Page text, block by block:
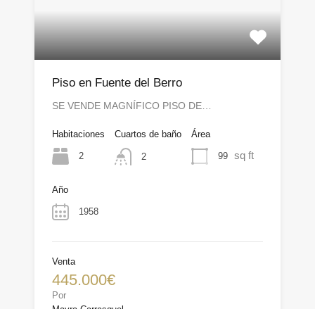
Piso en Fuente del Berro
SE VENDE MAGNÍFICO PISO DE…
Habitaciones
2
Cuartos de baño
2
Área
99 sq ft
Año
1958
Venta
445.000€
Por